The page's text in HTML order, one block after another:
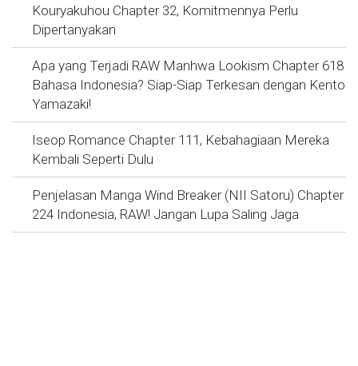
Kouryakuhou Chapter 32, Komitmennya Perlu
Dipertanyakan
Apa yang Terjadi RAW Manhwa Lookism Chapter 618
Bahasa Indonesia? Siap-Siap Terkesan dengan Kento
Yamazaki!
Iseop Romance Chapter 111, Kebahagiaan Mereka
Kembali Seperti Dulu
Penjelasan Manga Wind Breaker (NII Satoru) Chapter
224 Indonesia, RAW! Jangan Lupa Saling Jaga